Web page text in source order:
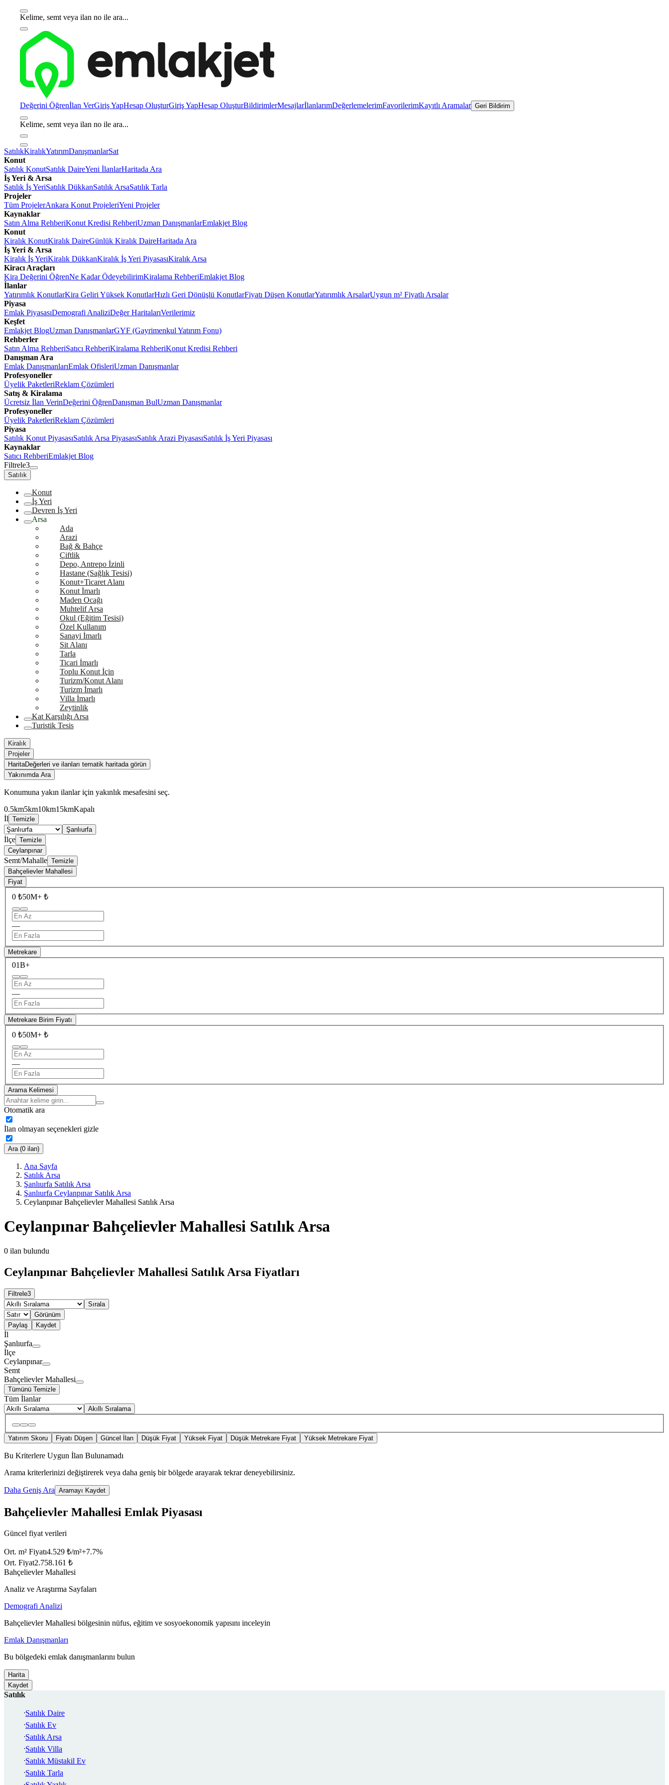
Kelime, semt veya ilan no ile ara...
Değerini Öğrenİlan VerGiriş YapHesap OluşturGiriş YapHesap OluşturBildirimlerMesajlarİlanlarımDeğerlemelerimFavorilerimKayıtlı Aramalar Geri Bildirim
Kelime, semt veya ilan no ile ara...
SatılıkKiralıkYatırımDanışmanlarSat
Konut
Satılık KonutSatılık DaireYeni İlanlarHaritada Ara
İş Yeri & Arsa
Satılık İş YeriSatılık DükkanSatılık ArsaSatılık Tarla
Projeler
Tüm ProjelerAnkara Konut ProjeleriYeni Projeler
Kaynaklar
Satın Alma RehberiKonut Kredisi RehberiUzman DanışmanlarEmlakjet Blog
Konut
Kiralık KonutKiralık DaireGünlük Kiralık DaireHaritada Ara
İş Yeri & Arsa
Kiralık İş YeriKiralık DükkanKiralık İş Yeri PiyasasıKiralık Arsa
Kiracı Araçları
Kira Değerini ÖğrenNe Kadar ÖdeyebilirimKiralama RehberiEmlakjet Blog
İlanlar
Yatırımlık KonutlarKira Geliri Yüksek KonutlarHızlı Geri Dönüşlü KonutlarFiyatı Düşen KonutlarYatırımlık ArsalarUygun m² Fiyatlı Arsalar
Piyasa
Emlak PiyasasıDemografi AnaliziDeğer HaritalarıVerilerimiz
Keşfet
Emlakjet BlogUzman DanışmanlarGYF (Gayrimenkul Yatırım Fonu)
Rehberler
Satın Alma RehberiSatıcı RehberiKiralama RehberiKonut Kredisi Rehberi
Danışman Ara
Emlak DanışmanlarıEmlak OfisleriUzman Danışmanlar
Profesyoneller
Üyelik PaketleriReklam Çözümleri
Satış & Kiralama
Ücretsiz İlan VerinDeğerini ÖğrenDanışman BulUzman Danışmanlar
Profesyoneller
Üyelik PaketleriReklam Çözümleri
Piyasa
Satılık Konut PiyasasıSatılık Arsa PiyasasıSatılık Arazi PiyasasıSatılık İş Yeri Piyasası
Kaynaklar
Satıcı RehberiEmlakjet Blog
Filtrele3
Satılık
Konut
İş Yeri
Devren İş Yeri
Arsa
Ada
Arazi
Bağ & Bahçe
Çiftlik
Depo, Antrepo İzinli
Hastane (Sağlık Tesisi)
Konut+Ticaret Alanı
Konut İmarlı
Maden Ocağı
Muhtelif Arsa
Okul (Eğitim Tesisi)
Özel Kullanım
Sanayi İmarlı
Sit Alanı
Tarla
Ticari İmarlı
Toplu Konut İçin
Turizm/Konut Alanı
Turizm İmarlı
Villa İmarlı
Zeytinlik
Kat Karşılığı Arsa
Turistik Tesis
Kiralık
Projeler
HaritaDeğerleri ve ilanları tematik haritada görün
Yakınımda Ara
Konumuna yakın ilanlar için yakınlık mesafesini seç.
0.5km5km10km15kmKapalı
İl Temizle
Şanlıurfa
İlçe Temizle
Ceylanpınar
Semt/Mahalle Temizle
Bahçelievler Mahallesi
Fiyat
0 ₺50M+ ₺
—
Metrekare
01B+
—
Metrekare Birim Fiyatı
0 ₺50M+ ₺
—
Arama Kelimesi
Otomatik ara
İlan olmayan seçenekleri gizle
Ara (0 ilan)
Ana Sayfa
Satılık Arsa
Şanlıurfa Satılık Arsa
Şanlıurfa Ceylanpınar Satılık Arsa
Ceylanpınar Bahçelievler Mahallesi Satılık Arsa
Ceylanpınar Bahçelievler Mahallesi Satılık Arsa
0 ilan bulundu
Ceylanpınar Bahçelievler Mahallesi Satılık Arsa Fiyatları
Filtrele3
Sırala
Görünüm
Paylaş
Kaydet
İl
Şanlıurfa
İlçe
Ceylanpınar
Semt
Bahçelievler Mahallesi
Tümünü Temizle
Tüm İlanlar
Akıllı Sıralama
Yatırım Skoru Fiyatı Düşen Güncel İlan Düşük Fiyat Yüksek Fiyat Düşük Metrekare Fiyat Yüksek Metrekare Fiyat
Bu Kriterlere Uygun İlan Bulunamadı
Arama kriterlerinizi değiştirerek veya daha geniş bir bölgede arayarak tekrar deneyebilirsiniz.
Daha Geniş Ara Aramayı Kaydet
Bahçelievler Mahallesi Emlak Piyasası
Güncel fiyat verileri
Ort. m² Fiyatı4.529 ₺/m²+7.7%
Ort. Fiyat2.758.161 ₺
Bahçelievler Mahallesi
Analiz ve Araştırma Sayfaları
Demografi Analizi
Bahçelievler Mahallesi bölgesinin nüfus, eğitim ve sosyoekonomik yapısını inceleyin
Emlak Danışmanları
Bu bölgedeki emlak danışmanlarını bulun
Harita
Kaydet
Satılık
Satılık Daire
Satılık Ev
Satılık Arsa
Satılık Villa
Satılık Müstakil Ev
Satılık Tarla